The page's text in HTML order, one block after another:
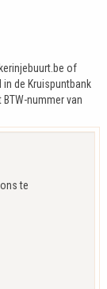
of
in de Kruispuntbank
nummer van
te